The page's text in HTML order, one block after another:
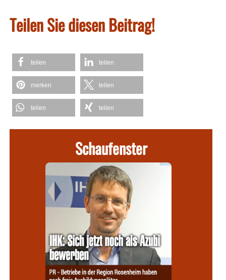
Teilen Sie diesen Beitrag!
teilen teilen
merken teilen
teilen teilen
Schaufenster